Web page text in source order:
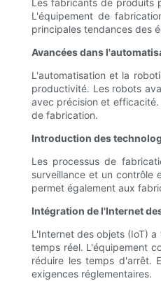
Les fabricants de produits
L'équipement de
principales tendances des
Avancées dans
L'automatisation et la
productivité. Les robots
avec précision et
de fabrication.
Introduction des
Les processus de
surveillance et un contrôle
permet également aux
Intégration de l'Internet
L'Internet des objets (IoT)
temps réel. L'équipement
réduire les temps d'arrêt.
exigences réglementaires.